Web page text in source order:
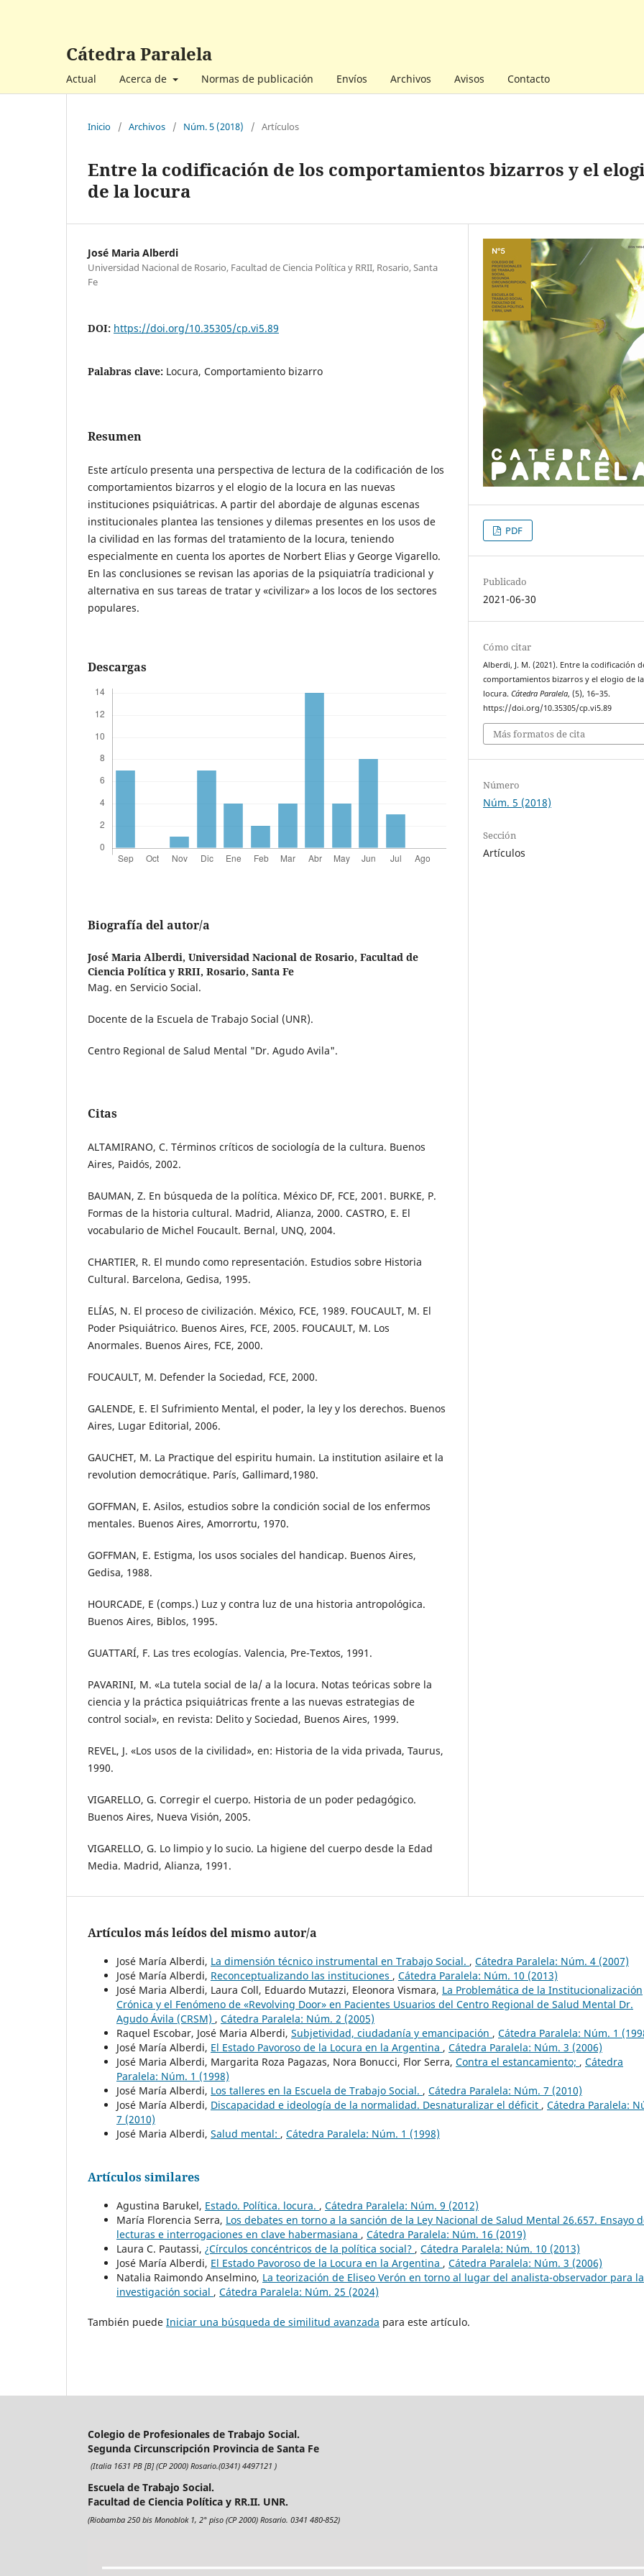
Cátedra Paralela
Actual Acerca de Normas de publicación Envíos Archivos Avisos Contacto
Inicio / Archivos / Núm. 5 (2018) / Artículos
Entre la codificación de los comportamientos bizarros y el
de la locura
José Maria Alberdi
Universidad Nacional de Rosario, Facultad de Ciencia Política y RRII, Rosario, Santa
Fe
DOI: https://doi.org/10.35305/cp.vi5.89
Palabras clave: Locura, Comportamiento bizarro
Resumen
Este artículo presenta una perspectiva de lectura de la codificación de los
comportamientos bizarros y el elogio de la locura en las nuevas
instituciones psiquiátricas. A partir del abordaje de algunas escenas
institucionales plantea las tensiones y dilemas presentes en los usos de
la civilidad en las formas del tratamiento de la locura, teniendo
especialmente en cuenta los aportes de Norbert Elias y George Vigarello.
En las conclusiones se revisan las aporias de la psiquiatría tradicional y
alternativa en sus tareas de tratar y «civilizar» a los locos de los sectores
populares.
Descargas
Biografía del autor/a
José Maria Alberdi, Universidad Nacional de Rosario, Facultad de
Ciencia Política y RRII, Rosario, Santa Fe
Mag. en Servicio Social.
Docente de la Escuela de Trabajo Social (UNR).
Centro Regional de Salud Mental "Dr. Agudo Avila".
Citas
ALTAMIRANO, C. Términos críticos de sociología de la cultura. Buenos
Aires, Paidós, 2002.
BAUMAN, Z. En búsqueda de la política. México DF, FCE, 2001. BURKE, P.
Formas de la historia cultural. Madrid, Alianza, 2000. CASTRO, E. El
vocabulario de Michel Foucault. Bernal, UNQ, 2004.
CHARTIER, R. El mundo como representación. Estudios sobre Historia
Cultural. Barcelona, Gedisa, 1995.
ELÍAS, N. El proceso de civilización. México, FCE, 1989. FOUCAULT, M. El
Poder Psiquiátrico. Buenos Aires, FCE, 2005. FOUCAULT, M. Los
Anormales. Buenos Aires, FCE, 2000.
FOUCAULT, M. Defender la Sociedad, FCE, 2000.
GALENDE, E. El Sufrimiento Mental, el poder, la ley y los derechos. Buenos
Aires, Lugar Editorial, 2006.
GAUCHET, M. La Practique del espiritu humain. La institution asilaire et la
revolution democrátique. París, Gallimard,1980.
GOFFMAN, E. Asilos, estudios sobre la condición social de los enfermos
mentales. Buenos Aires, Amorrortu, 1970.
GOFFMAN, E. Estigma, los usos sociales del handicap. Buenos Aires,
Gedisa, 1988.
HOURCADE, E (comps.) Luz y contra luz de una historia antropológica.
Buenos Aires, Biblos, 1995.
GUATTARÍ, F. Las tres ecologías. Valencia, Pre-Textos, 1991.
PAVARINI, M. «La tutela social de la/ a la locura. Notas teóricas sobre la
ciencia y la práctica psiquiátricas frente a las nuevas estrategias de
control social», en revista: Delito y Sociedad, Buenos Aires, 1999.
REVEL, J. «Los usos de la civilidad», en: Historia de la vida privada, Taurus,
1990.
VIGARELLO, G. Corregir el cuerpo. Historia de un poder pedagógico.
Buenos Aires, Nueva Visión, 2005.
VIGARELLO, G. Lo limpio y lo sucio. La higiene del cuerpo desde la Edad
Media. Madrid, Alianza, 1991.
PDF
Publicado
2021-06-30
Cómo citar
Alberdi, J. M. (2021). Entre la codificación
comportamientos bizarros y el elogio de la
locura.Cátedra Paralela, (5), 16–35.
https://doi.org/10.35305/cp.vi5.89
Más formatos de cita
Número
Núm. 5 (2018)
Sección
Artículos
Artículos más leídos del mismo autor/a
José María Alberdi, La dimensión técnico instrumental en Trabajo Social. , Cátedra Paralela: Núm. 4 (2007)
José María Alberdi, Reconceptualizando las instituciones , Cátedra Paralela: Núm. 10 (2013)
José Maria Alberdi, Laura Coll, Eduardo Mutazzi, Eleonora Vismara, La Problemática de la Institucionalización
Crónica y el Fenómeno de «Revolving Door» en Pacientes Usuarios del Centro Regional de Salud Mental Dr.
Agudo Ávila (CRSM) , Cátedra Paralela: Núm. 2 (2005)
Raquel Escobar, José Maria Alberdi, Subjetividad, ciudadanía y emancipación , Cátedra Paralela: Núm. 1
José María Alberdi, El Estado Pavoroso de la Locura en la Argentina , Cátedra Paralela: Núm. 3 (2006)
José Maria Alberdi, Margarita Roza Pagazas, Nora Bonucci, Flor Serra, Contra el estancamiento; , Cátedra
Paralela: Núm. 1 (1998)
José María Alberdi, Los talleres en la Escuela de Trabajo Social. , Cátedra Paralela: Núm. 7 (2010)
José María Alberdi, Discapacidad e ideología de la normalidad. Desnaturalizar el déficit , Cátedra Paralela:
7 (2010)
José Maria Alberdi, Salud mental: , Cátedra Paralela: Núm. 1 (1998)
Artículos similares
Agustina Barukel, Estado. Política. locura. , Cátedra Paralela: Núm. 9 (2012)
María Florencia Serra, Los debates en torno a la sanción de la Ley Nacional de Salud Mental 26.657. Ensayo
lecturas e interrogaciones en clave habermasiana , Cátedra Paralela: Núm. 16 (2019)
Laura C. Pautassi, ¿Círculos concéntricos de la política social? , Cátedra Paralela: Núm. 10 (2013)
José María Alberdi, El Estado Pavoroso de la Locura en la Argentina , Cátedra Paralela: Núm. 3 (2006)
Natalia Raimondo Anselmino, La teorización de Eliseo Verón en torno al lugar del analista-observador para la
investigación social , Cátedra Paralela: Núm. 25 (2024)
También puede Iniciar una búsqueda de similitud avanzada para este artículo.
Colegio de Profesionales de Trabajo Social.
Segunda Circunscripción Provincia de Santa Fe
(Italia 1631 PB [B] (CP 2000) Rosario.(0341) 4497121 )
Escuela de Trabajo Social.
Facultad de Ciencia Política y RR.II. UNR.
(Riobamba 250 bis Monoblok 1, 2° piso (CP 2000) Rosario. 0341 480-852)